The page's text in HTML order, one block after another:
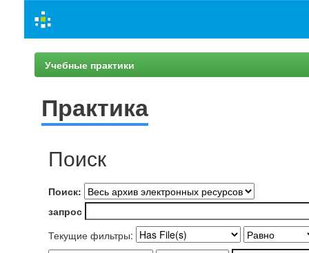
navigation
Учебные практики
Практика
Поиск
Поиск:
запрос
Текущие фильтры: